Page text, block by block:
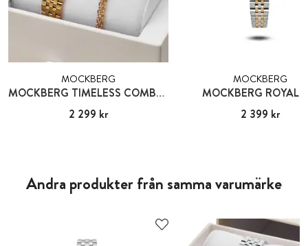
MOCKBERG
MOCKBERG TIMELESS COMBO GOLD
Pris :2 299 kr
2 299 kr
MOCKBERG
MOCKBERG ROYAL
Pris :2 399 kr
2 399 kr
Andra produkter från samma varumärke